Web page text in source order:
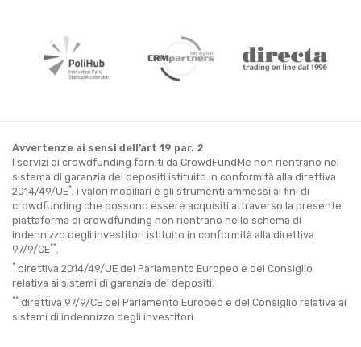
Avvertenze ai sensi dell’art 19 par. 2
I servizi di crowdfunding forniti da CrowdFundMe non rientrano nel
sistema di garanzia dei depositi istituito in conformità alla direttiva
2014/49/UE*; i valori mobiliari e gli strumenti ammessi ai fini di
crowdfunding che possono essere acquisiti attraverso la presente
piattaforma di crowdfunding non rientrano nello schema di
indennizzo degli investitori istituito in conformità alla direttiva
97/9/CE**
* direttiva 2014/49/UE del Parlamento Europeo e del Consiglio
relativa ai sistemi di garanzia dei depositi.
** direttiva 97/9/CE del Parlamento Europeo e del Consiglio relativa ai
sistemi di indennizzo degli investitori.